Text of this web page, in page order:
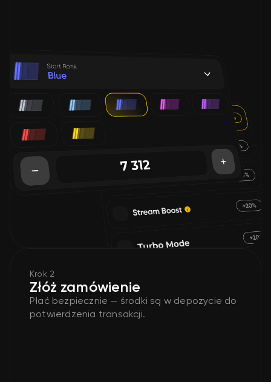
Krok 2
Złóż zamówienie
Płać bezpiecznie — środki są w depozycie do
potwierdzenia transakcji.